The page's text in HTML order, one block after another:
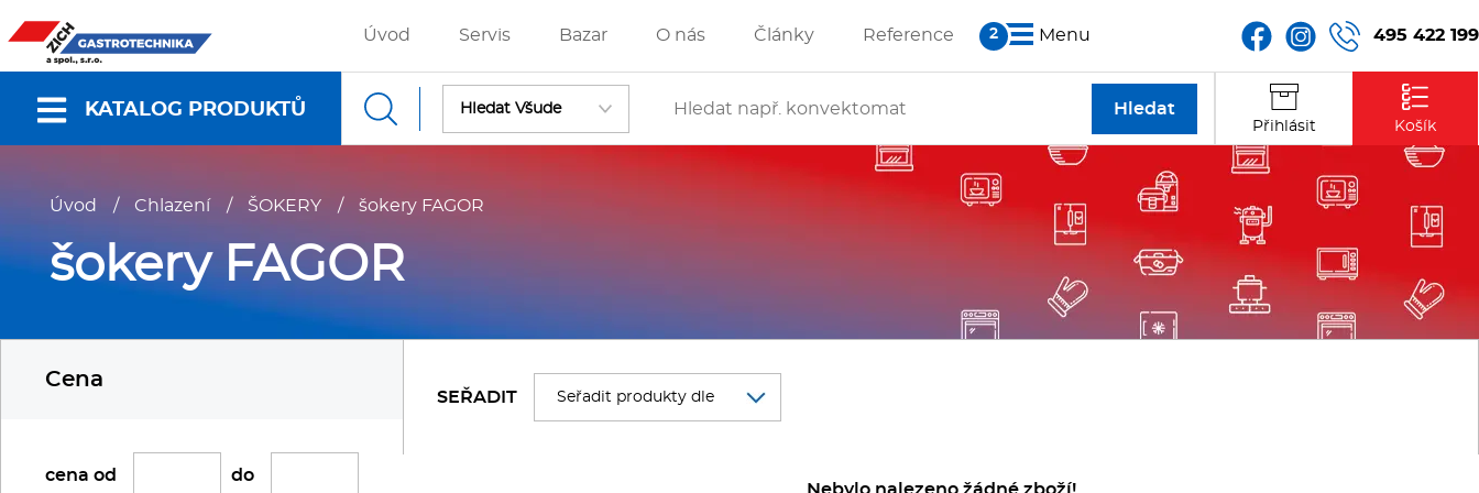
495 422 199
Přihlásit Košík
Úvod Servis Bazar O nás Články Reference Menu
KATALOG PRODUKTŮ
Nabídky a katalogy
Gastronádoby PIZZA technologie
Úvod / Chlazení / ŠOKERY / šokery FAGOR
šokery FAGOR
Cena
cena od do
SEŘADIT